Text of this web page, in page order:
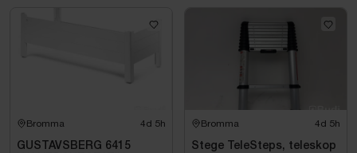
Bromma 4d 5h
GUSTAVSBERG 6415
Bromma 4d 5h
Stege TeleSteps, teleskop